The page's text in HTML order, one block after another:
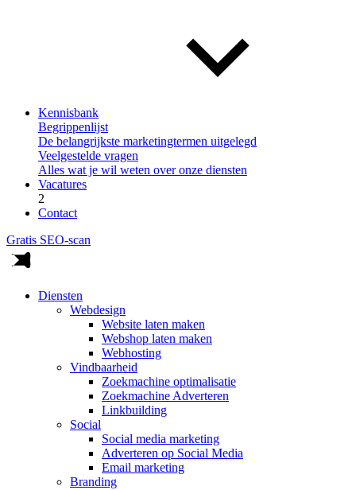
Kennisbank
Begrippenlijst
De belangrijkste marketingtermen uitgelegd
Veelgestelde vragen
Alles wat je wil weten over onze diensten
Vacatures
2
Contact
Gratis SEO-scan
Diensten
Webdesign
Website laten maken
Webshop laten maken
Webhosting
Vindbaarheid
Zoekmachine optimalisatie
Zoekmachine Adverteren
Linkbuilding
Social
Social media marketing
Adverteren op Social Media
Email marketing
Branding